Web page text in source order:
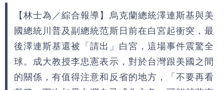
【林士為／綜合報導】烏克蘭總統澤連斯基與美
國總統川普及副總統范斯日前在白宮起衝突，最
後澤連斯基還被「請出」白宮，這場事件震驚全
球。成大教授李忠憲表示，對於台灣跟美國之間
的關係，有值得注意和反省的地方，「不要再看